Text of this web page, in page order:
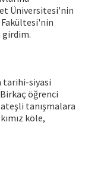
Üniversitesi'nin
Fakültesi'nin
girdim.
tarihi-siyasi
öğrenci
tanışmalara
köle,